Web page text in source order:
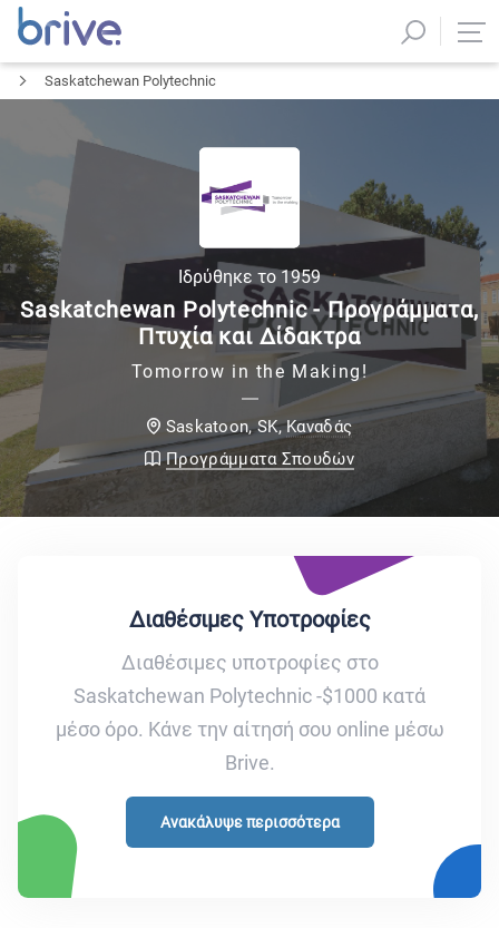
Saskatchewan Polytechnic
Ιδρύθηκε το 1959
Saskatchewan Polytechnic - Προγράμματα,
Πτυχία και Δίδακτρα
Tomorrow in the Making!
Saskatoon, SK,Καναδάς
Προγράμματα Σπουδών
Διαθέσιμες Υποτροφίες
Διαθέσιμες υποτροφίες στο
Saskatchewan Polytechnic -$1000 κατά
μέσο όρο. Κάνε την αίτησή σου online μέσω
Brive.
Ανακάλυψε περισσότερα